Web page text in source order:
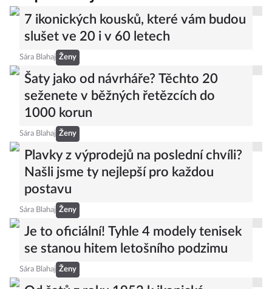
7 ikonických kousků, které vám budou
slušet ve 20 i v 60 letech
Sára Blahaj Ženy
Šaty jako od návrháře? Těchto 20
seženete v běžných řetězcích do
1000 korun
Sára Blahaj Ženy
Plavky z výprodejů na poslední chvíli?
Našli jsme ty nejlepší pro každou
postavu
Sára Blahaj Ženy
Je to oficiální! Tyhle 4 modely tenisek
se stanou hitem letošního podzimu
Sára Blahaj Ženy